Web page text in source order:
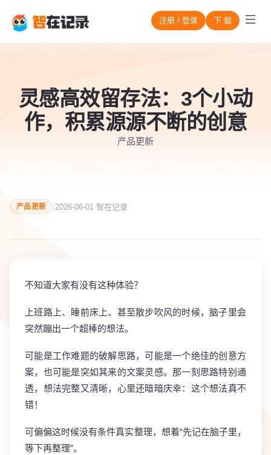
注册 / 登录 下 载
灵感高效留存法：3个小动
作，积累源源不断的创意
产品更新
产品更新 ·2026-06-01 ·智在记录
不知道大家有没有这种体验？
上班路上、睡前床上、甚至散步吹风的时候，脑子里会
突然蹦出一个超棒的想法。
可能是工作难题的破解思路，可能是一个绝佳的创意方
案，也可能是突如其来的文案灵感。那一刻思路特别通
透，想法完整又清晰，心里还暗暗庆幸：这个想法真不
错！
可偏偏这时候没有条件真实整理，想着“先记在脑子里，
等下再整理”。